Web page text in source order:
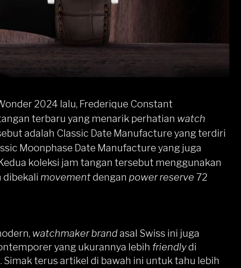
2024 lalu, Frederique Constant
terbaru yang menarik perhatian watch
adalah Classic Date Manufacture yang terdiri
Moonphase Date Manufacture yang juga
koleksi jam tangan tersebut menggunakan
dibekali movementdengan power reserve 72
watchmaker brandasal Swiss ini juga
yang ukurannya lebih friendlydi
terus artikel di bawah ini untuk tahu lebih